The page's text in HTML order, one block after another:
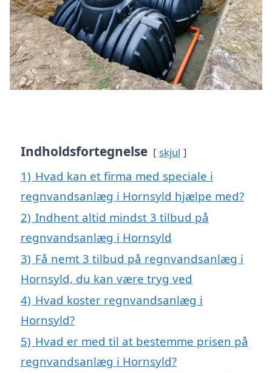
Indholdsfortegnelse skjul
1) Hvad kan et firma med speciale i
regnvandsanlæg i Hornsyld hjælpe med?
2) Indhent altid mindst 3 tilbud på
regnvandsanlæg i Hornsyld
3) Få nemt 3 tilbud på regnvandsanlæg i
Hornsyld, du kan være tryg ved
4) Hvad koster regnvandsanlæg i
Hornsyld?
5) Hvad er med til at bestemme prisen på
regnvandsanlæg i Hornsyld?